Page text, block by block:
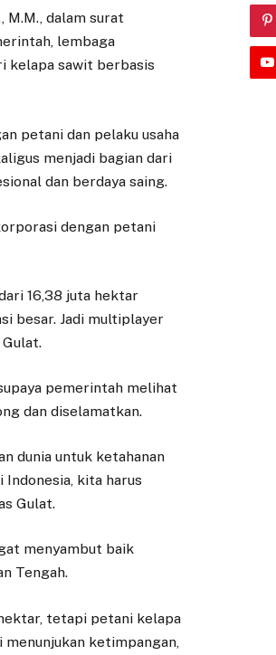
M.M., dalam surat
lembaga
kelapa sawit berbasis
petani dan pelaku usaha
menjadi bagian dari
dan berdaya saing.
dengan petani
16,38 juta hektar
besar. Jadi multiplayer
pemerintah melihat
dan diselamatkan.
dunia untuk ketahanan
Indonesia, kita harus
Gulat.
menyambut baik
Tengah.
tetapi petani kelapa
ketimpangan,